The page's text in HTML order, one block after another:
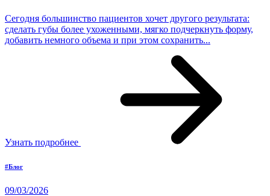
Сегодня большинство пациентов хочет другого результата:
сделать губы более ухоженными, мягко подчеркнуть форму,
добавить немного объема и при этом сохранить...
Узнать подробнее
#Блог
09/03/2026